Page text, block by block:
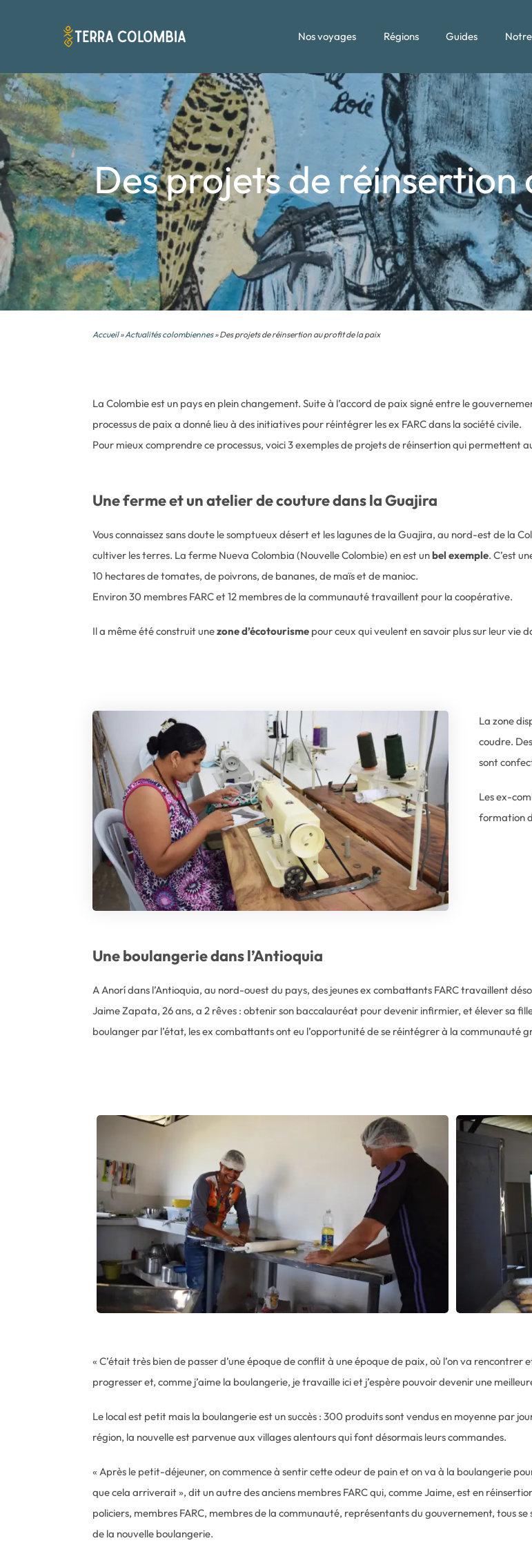
Nos voyages Régions Guides
Des projets de
Accueil»Actualités colombiennes» Des projets de réinsertion au profit de la paix
La Colombie est un pays en plein changement. Suite à l’accord de paix signé entre le
processus de paix a donné lieu à des initiatives pour réintégrer les ex FARC dans la société civile.
Pour mieux comprendre ce processus, voici 3 exemples de projets de réinsertion qui permettent
Une ferme et un atelier de couture dans la Guajira
Vous connaissez sans doute le somptueux désert et les lagunes de la Guajira, au nord-est de la
cultiver les terres. La ferme Nueva Colombia (Nouvelle Colombie) en est unbel exemple. C’est
10 hectares de tomates, de poivrons, de bananes, de maïs et de manioc.
Environ 30 membres FARC et 12 membres de la communauté travaillent pour la coopérative.
Il a même été construit unezone d’écotourisme pour ceux qui veulent en savoir plus sur leur vie
La zone
coudre.
sont
Les ex-
formation
Une boulangerie dans l’Antioquia
A Anorí dans l’Antioquia, au nord-ouest du pays, des jeunes ex combattants FARC travaillent
Jaime Zapata, 26 ans, a 2 rêves : obtenir son baccalauréat pour devenir infirmier, et élever sa
boulanger par l’état, les ex combattants ont eu l’opportunité de se réintégrer à la communauté
« C’était très bien de passer d’une époque de conflit à une époque de paix, où l’on va
progresser et, comme j’aime la boulangerie, je travaille ici et j’espère pouvoir devenir une
Le local est petit mais la boulangerie est un succès : 300 produits sont vendus en moyenne par
région, la nouvelle est parvenue aux villages alentours qui font désormais leurs commandes.
« Après le petit-déjeuner, on commence à sentir cette odeur de pain et on va à la boulangerie
que cela arriverait », dit un autre des anciens membres FARC qui, comme Jaime, est en
policiers, membres FARC, membres de la communauté, représentants du gouvernement, tous
de la nouvelle boulangerie.